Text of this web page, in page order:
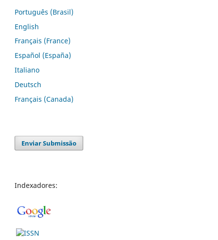
Português (Brasil)
English
Français (France)
Español (España)
Italiano
Deutsch
Français (Canada)
Enviar Submissão
Indexadores: